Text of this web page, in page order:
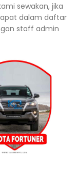
sewakan, jika
dalam daftar
staff admin